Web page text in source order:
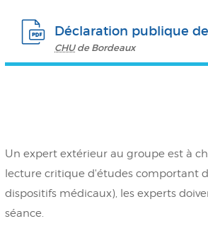
Déclaration publique
CHUde Bordeaux
Un expert extérieur au groupe est à
lecture critique d'études comportant
dispositifs médicaux), les experts
séance.